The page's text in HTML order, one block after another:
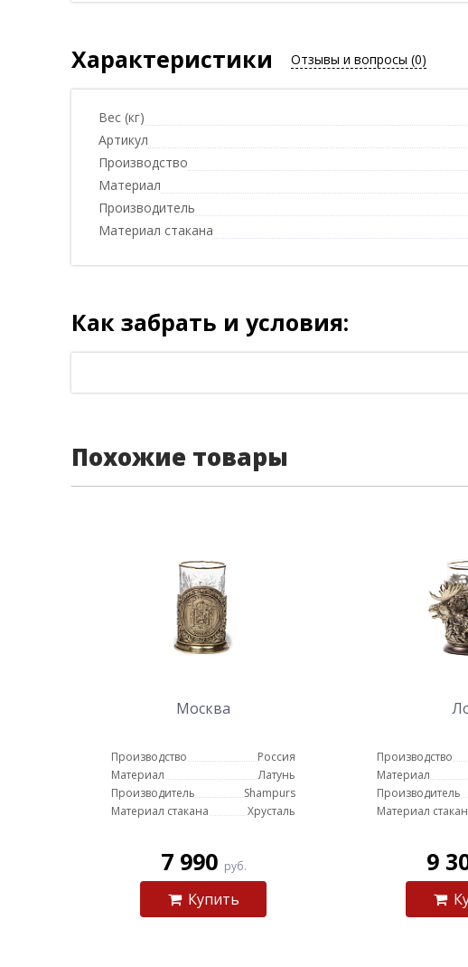
Характеристики Отзывы и вопросы (0)
Вес (кг)
Артикул
Производство
Материал
Производитель
Материал стакана
Как забрать и условия:
Похожие товары
Москва
Производство
Россия
Материал
Латунь
Производитель
Shampurs
Материал стакана
Хрусталь
7 990 руб.
Купить
Производство
Материал
Производитель
Материал
9